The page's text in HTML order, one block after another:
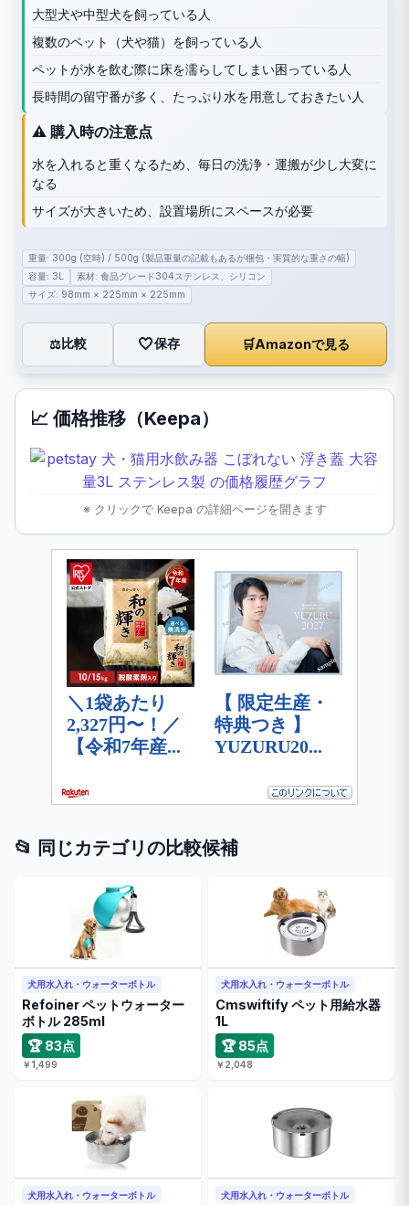
大型犬や中型犬を飼っている人
複数のペット（犬や猫）を飼っている人
ペットが水を飲む際に床を濡らしてしまい困っている人
長時間の留守番が多く、たっぷり水を用意しておきたい人
⚠️ 購入時の注意点
水を入れると重くなるため、毎日の洗浄・運搬が少し大変に
なる
サイズが大きいため、設置場所にスペースが必要
重量: 300g (空時) / 500g (製品重量の記載もあるが梱包・実質的な重さの幅)
容量: 3L
素材: 食品グレード304ステンレス、シリコン
サイズ: 98mm × 225mm × 225mm
⚖️比較 🤍保存 🛒Amazonで見る
📈 価格推移（Keepa）
※ クリックで Keepa の詳細ページを開きます
📂 同じカテゴリの比較候補
犬用水入れ・ウォーターボトル
Refoiner ペットウォーター
ボトル 285ml
🏆 83点
￥1,499
犬用水入れ・ウォーターボトル
Cmswiftify ペット用給水器
1L
🏆 85点
￥2,048
犬用水入れ・ウォーターボトル 犬用水入れ・ウォーターボトル